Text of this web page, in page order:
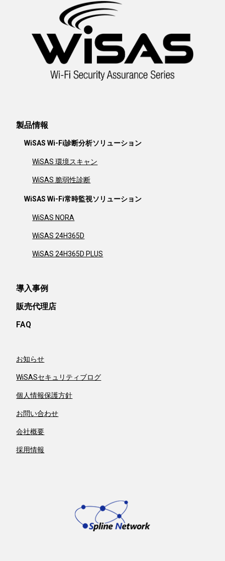
製品情報
WiSAS Wi-Fi診断分析ソリューション
WiSAS 環境スキャン
WiSAS 脆弱性診断
WiSAS Wi-Fi常時監視ソリューション
WiSAS NORA
WiSAS 24H365D
WiSAS 24H365D PLUS
導入事例
販売代理店
FAQ
お知らせ
WiSASセキュリティブログ
個人情報保護方針
お問い合わせ
会社概要
採用情報